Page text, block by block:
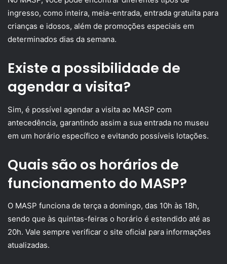
ingresso, como inteira, meia-entrada, entrada gratuita para
crianças e idosos, além de promoções especiais em
determinados dias da semana.
Existe a possibilidade de
agendar a visita?
Sim, é possível agendar a visita ao MASP com
antecedência, garantindo assim a sua entrada no museu
em um horário específico e evitando possíveis lotações.
Quais são os horários de
funcionamento do MASP?
O MASP funciona de terça a domingo, das 10h às 18h,
sendo que às quintas-feiras o horário é estendido até as
20h. Vale sempre verificar o site oficial para informações
atualizadas.